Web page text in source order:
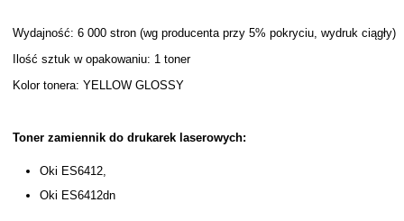
Wydajność: 6 000 stron (wg producenta przy 5% pokryciu, wydruk ciągły)
Ilość sztuk w opakowaniu: 1 toner
Kolor tonera: YELLOW GLOSSY
Toner zamiennik do drukarek laserowych:
Oki ES6412,
Oki ES6412dn